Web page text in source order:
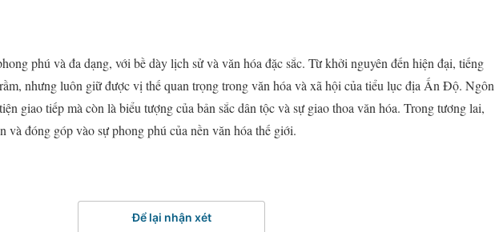
phú và đa dạng, với bề dày lịch sử và văn hóa đặc sắc. Từ khởi nguyên đến hiện đại, tiếng
nhưng luôn giữ được vị thế quan trọng trong văn hóa và xã hội của tiểu lục địa Ấn Độ. Ngôn
giao tiếp mà còn là biểu tượng của bản sắc dân tộc và sự giao thoa văn hóa. Trong tương lai,
và đóng góp vào sự phong phú của nền văn hóa thế giới.
Để lại nhận xét